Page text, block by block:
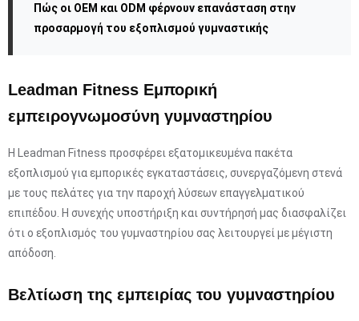
Πώς οι OEM και ODM φέρνουν επανάσταση στην
προσαρμογή του εξοπλισμού γυμναστικής
Leadman Fitness Εμπορική
εμπειρογνωμοσύνη γυμναστηρίου
Η Leadman Fitness προσφέρει εξατομικευμένα πακέτα
εξοπλισμού για εμπορικές εγκαταστάσεις, συνεργαζόμενη στενά
με τους πελάτες για την παροχή λύσεων επαγγελματικού
επιπέδου. Η συνεχής υποστήριξη και συντήρησή μας διασφαλίζει
ότι ο εξοπλισμός του γυμναστηρίου σας λειτουργεί με μέγιστη
απόδοση.
Βελτίωση της εμπειρίας του γυμναστηρίου